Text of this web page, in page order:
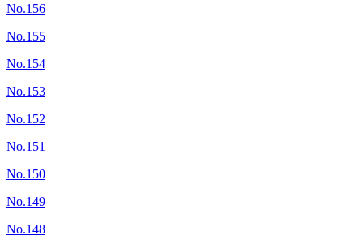
No.156
No.155
No.154
No.153
No.152
No.151
No.150
No.149
No.148